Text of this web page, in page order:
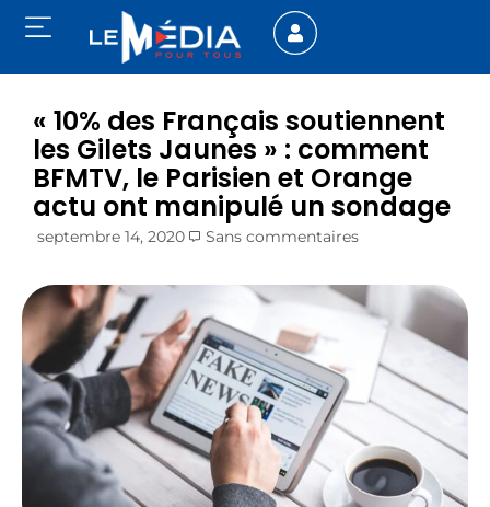
« 10% des Français soutiennent
les Gilets Jaunes » : comment
BFMTV, le Parisien et Orange
actu ont manipulé un sondage
septembre 14, 2020 Sans commentaires